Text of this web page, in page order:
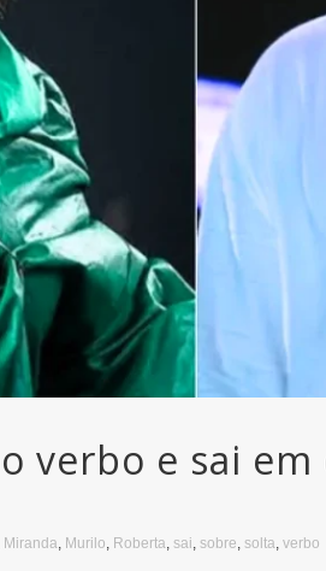
verbo e sai
Miranda, Murilo, Roberta, sai, sobre, solta, verbo